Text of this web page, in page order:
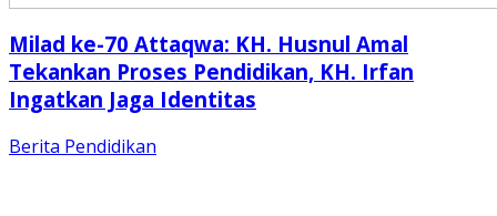
Milad ke-70 Attaqwa: KH. Husnul Amal
Tekankan Proses Pendidikan, KH. Irfan
Ingatkan Jaga Identitas
Berita Pendidikan